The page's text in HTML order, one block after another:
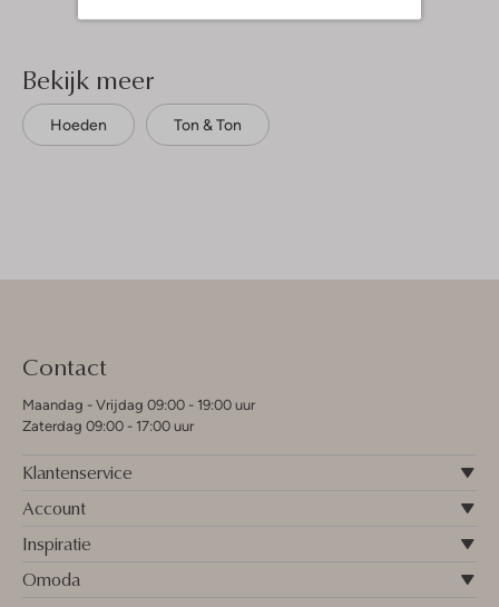
Bekijk meer
Hoeden Ton & Ton
Contact
Maandag - Vrijdag 09:00 - 19:00 uur
Zaterdag 09:00 - 17:00 uur
Klantenservice
Account
Inspiratie
Omoda